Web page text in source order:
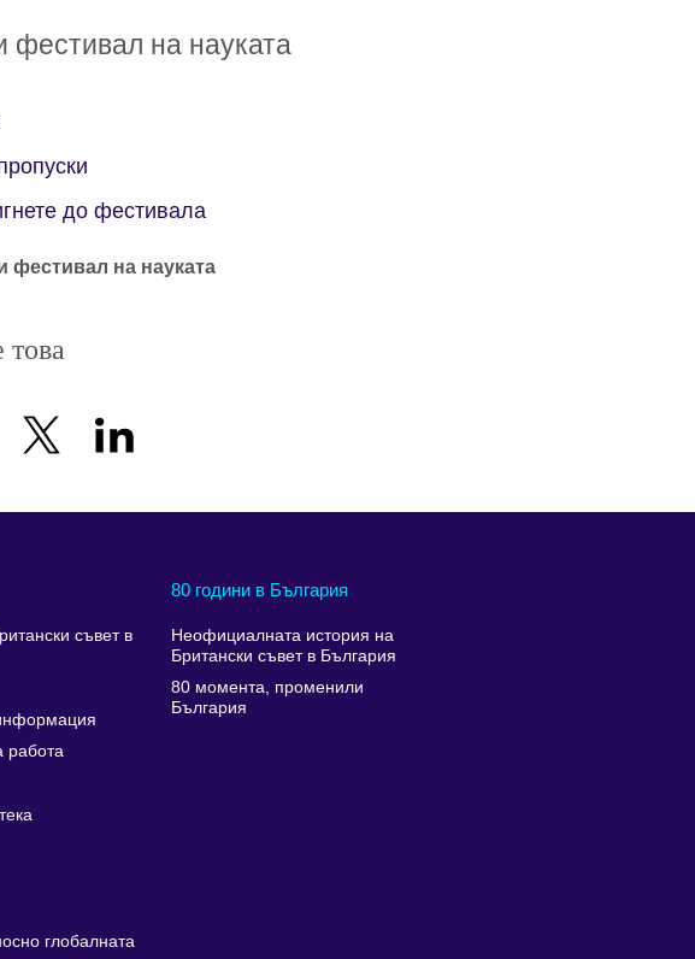
фестивал на науката
до фестивала
фестивал на науката
това
съвет в
работа
глобалната
80 години в България
Неофициалната история на
Британски съвет в България
80 момента, променили
България